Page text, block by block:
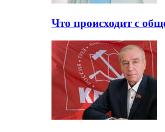
Что происходит с